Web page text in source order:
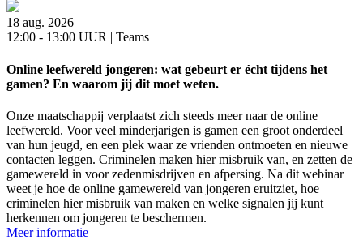
18 aug. 2026
12:00 - 13:00 UUR | Teams
Online leefwereld jongeren: wat gebeurt er écht tijdens het
gamen? En waarom jij dit moet weten.
Onze maatschappij verplaatst zich steeds meer naar de online
leefwereld. Voor veel minderjarigen is gamen een groot onderdeel
van hun jeugd, en een plek waar ze vrienden ontmoeten en nieuwe
contacten leggen. Criminelen maken hier misbruik van, en zetten de
gamewereld in voor zedenmisdrijven en afpersing. Na dit webinar
weet je hoe de online gamewereld van jongeren eruitziet, hoe
criminelen hier misbruik van maken en welke signalen jij kunt
herkennen om jongeren te beschermen.
Meer informatie